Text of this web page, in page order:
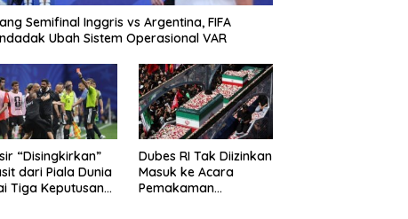
Semifinal Inggris vs Argentina, FIFA
Ubah Sistem Operasional VAR
“Disingkirkan”
dari Piala Dunia
Tiga Keputusan
Dubes RI Tak Diizinkan
Masuk ke Acara
Pemakaman